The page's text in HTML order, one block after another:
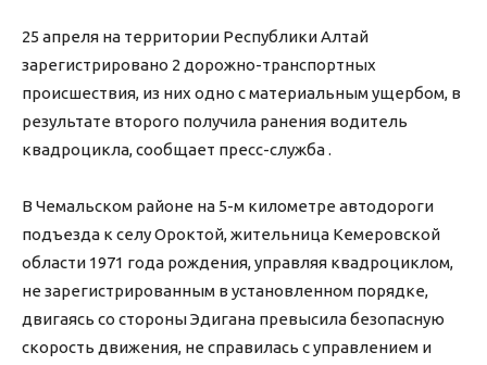
25 апреля на территории Республики Алтай
зарегистрировано 2 дорожно-транспортных
происшествия, из них одно с материальным ущербом, в
результате второго получила ранения водитель
квадроцикла, сообщает пресс-служба .
В Чемальском районе на 5-м километре автодороги
подъезда к селу Ороктой, жительница Кемеровской
области 1971 года рождения, управляя квадроциклом,
не зарегистрированным в установленном порядке,
двигаясь со стороны Эдигана превысила безопасную
скорость движения, не справилась с управлением и